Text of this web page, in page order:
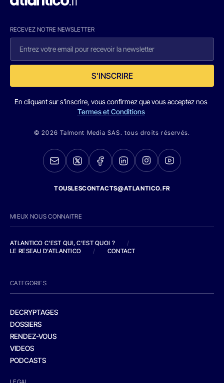
RECEVEZ NOTRE NEWSLETTER
S'INSCRIRE
En cliquant sur s'inscrire, vous confirmez que vous acceptez nos
Termes et Conditions
© 2026 Talmont Media SAS. tous droits réservés.
TOUSLESCONTACTS@ATLANTICO.FR
MIEUX NOUS CONNAITRE
ATLANTICO C'EST QUI, C'EST QUOI ?
/
LE RESEAU D'ATLANTICO
/ CONTACT
CATEGORIES
DECRYPTAGES
DOSSIERS
RENDEZ-VOUS
VIDEOS
PODCASTS